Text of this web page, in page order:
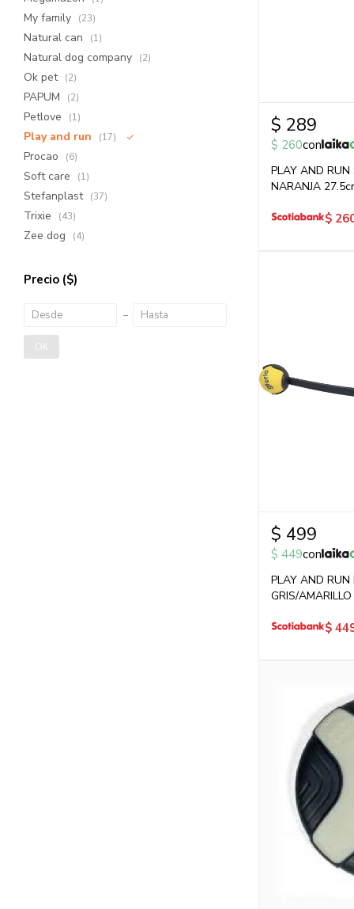
$ 289
$ 260con
PLAY AND RUN
NARANJA
$
$ 499
$ 449con
PLAY AND
GRIS/
$
My family (23)
Natural can (1)
Natural dog company (2)
Ok pet (2)
PAPUM (2)
Petlove (1)
Play and run (17)
Procao (6)
Soft care (1)
Stefanplast (37)
Trixie (43)
Zee dog (4)
Precio ($)
OK